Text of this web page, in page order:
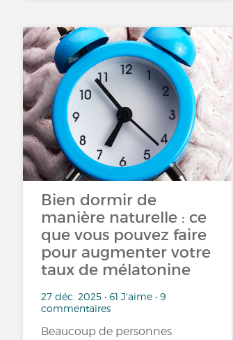
Bien dormir de
manière naturelle : ce
que vous pouvez faire
pour augmenter votre
taux de mélatonine
27 déc. 2025 • 61 J'aime • 9
commentaires
Beaucoup de personnes